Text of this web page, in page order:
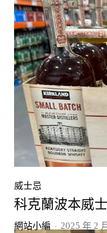
威士忌
科克蘭波本威
網站小編 - 2025 年 2